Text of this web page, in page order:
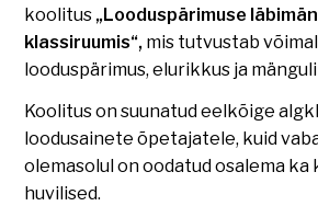
koolitus „Looduspärimuse
klassiruumis“, mis tutvustab
looduspärimus, elurikkus ja
Koolitus on suunatud eelkõige
loodusainete õpetajatele, kuid
olemasolul on oodatud osalema ka
huvilised.